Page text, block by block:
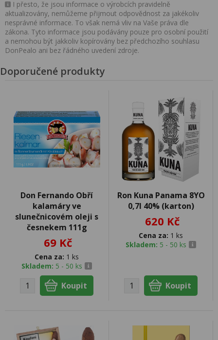
I přesto, že jsou informace o výrobcích pravidelně
aktualizovány, nemůžeme přijmout odpovědnost za jakékoliv
nesprávné informace. To však nemá vliv na Vaše práva dle
zákona. Tyto informace jsou podávány pouze pro osobní použití
a nemohou být jakkoliv kopírovány bez předchozího souhlasu
DonPealo ani bez řádného uvedení zdroje.
Doporučené produkty
Don Fernando Obří
kalamáry ve
slunečnicovém oleji s
česnekem 111g
69 Kč
Cena za: 1 ks
Skladem: 5 - 50 ks
Ron Kuna Panama 8YO
0,7l 40% (karton)
620 Kč
Cena za: 1 ks
Skladem: 5 - 50 ks